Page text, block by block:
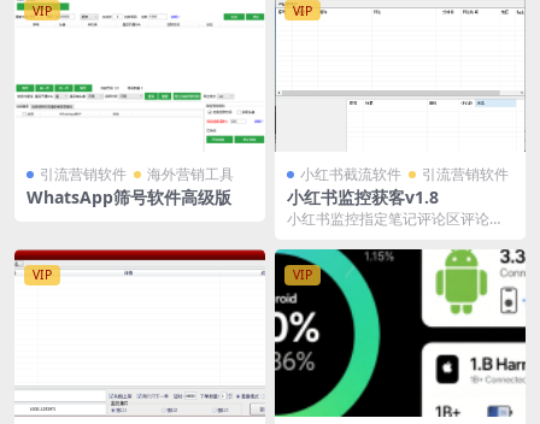
VIP
引流营销软件 海外营销工具
WhatsApp筛号软件高级版
VIP
小红书截流软件 引流营销软件
小红书监控获客v1.8
小红书监控指定笔记评论区评论，
VIP VIP